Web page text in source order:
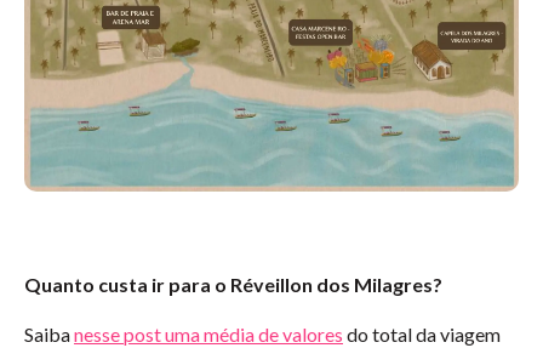
Quanto custa ir para o Réveillon dos Milagres?
Saibanesse post uma média de valores do total da viagem